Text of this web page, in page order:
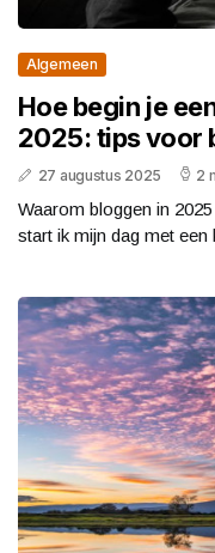
Algemeen
Hoe begin je
2025: tips voor
27 augustus 2025 2
Waarom bloggen in
start ik mijn dag met een